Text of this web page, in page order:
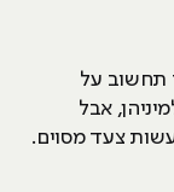
תחשוב על
אבל
צעד מסוים.